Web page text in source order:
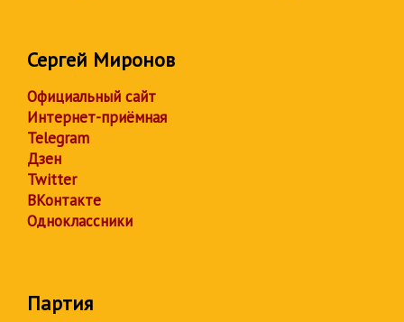
Сергей Миронов
Официальный сайт
Интернет-приёмная
Telegram
Дзен
Twitter
ВКонтакте
Одноклассники
Партия